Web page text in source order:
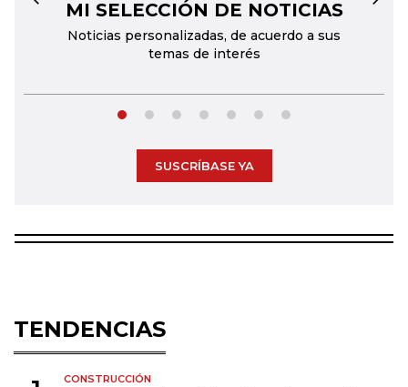
MI SELECCIÓN DE NOTICIAS
Noticias personalizadas, de acuerdo a sus
temas de interés
← →
SUSCRÍBASE YA
TENDENCIAS
CONSTRUCCIÓN